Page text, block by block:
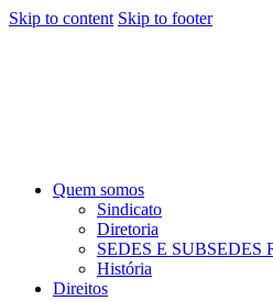
Skip to content Skip to footer
Quem somos
Sindicato
Diretoria
SEDES E SUBSEDES
História
Direitos